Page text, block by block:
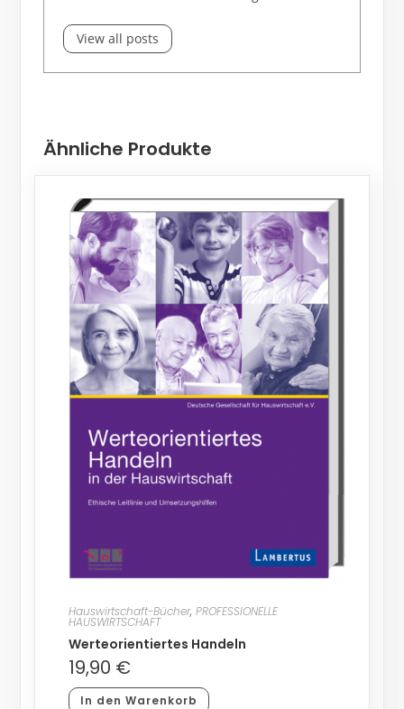
View all posts
Ähnliche Produkte
Hauswirtschaft-Bücher, PROFESSIONELLE
HAUSWIRTSCHAFT
Werteorientiertes Handeln
19,90 €
In den Warenkorb